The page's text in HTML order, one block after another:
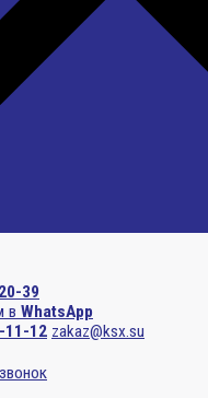
39
в WhatsApp
11-12 zakaz@ksx.su